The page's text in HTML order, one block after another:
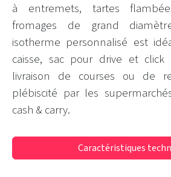
à entremets, tartes
fromages de grand
isotherme personnalisé est
caisse, sac pour drive et
livraison de courses ou de
plébiscité par les
cash & carry.
Caractéristiques